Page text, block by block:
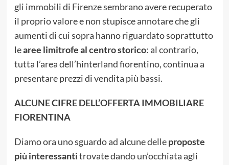
gli immobili di Firenze sembrano avere recuperato
il proprio valore e non stupisce annotare che gli
aumenti di cui sopra hanno riguardato soprattutto
learee limitrofe al centro storico: al contrario,
tutta l’area dell’hinterland fiorentino, continua a
presentare prezzi di vendita più bassi.
ALCUNE CIFRE DELL’OFFERTA IMMOBILIARE
FIORENTINA
Diamo ora uno sguardo ad alcune delleproposte
più interessantitrovate dando un’occhiata agli